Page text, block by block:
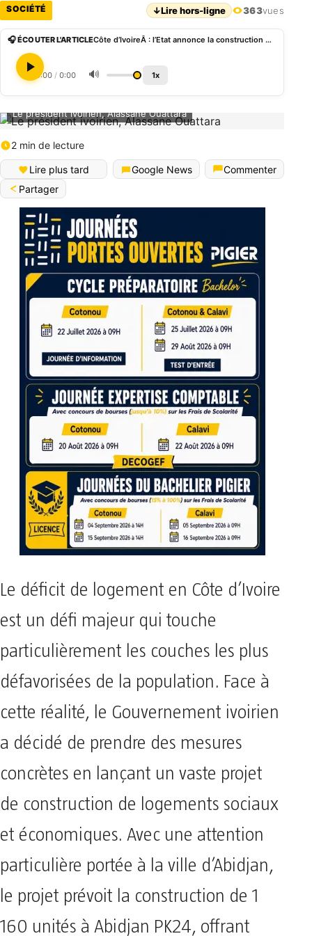
SOCIÉTÉ ↓Lire hors-ligne 363vues
🎧 ÉCOUTER L'ARTICLE Côte d’IvoireÂ : l’Etat annonce la construction de 4 300 logements sociaux et économiques
0:00 / 0:00 🔊 1x
Le président ivoirien, Alassane Ouattara
2 min de lecture
Lire plus tard Google News
Commenter
Partager
Le déficit de logement en Côte d’Ivoire
est un défi majeur qui touche
particulièrement les couches les plus
défavorisées de la population. Face à
cette réalité, le Gouvernement ivoirien
a décidé de prendre des mesures
concrètes en lançant un vaste projet
de construction de logements sociaux
et économiques. Avec une attention
particulière portée à la ville d’Abidjan,
le projet prévoit la construction de 1
160 unités à Abidjan PK24, offrant